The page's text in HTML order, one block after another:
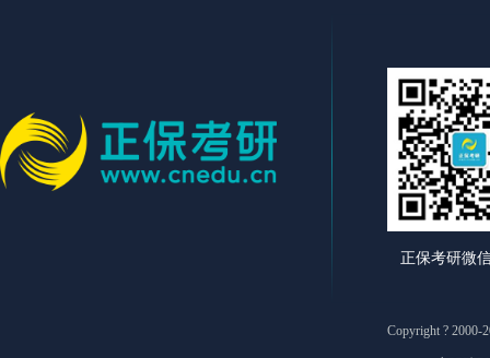
正保考研微
Copyright ?